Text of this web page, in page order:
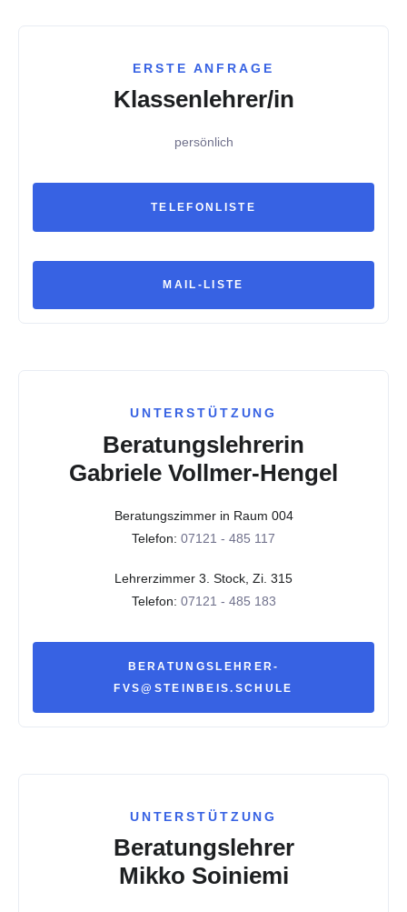
ERSTE ANFRAGE
Klassenlehrer/in
persönlich
TELEFONLISTE
MAIL-LISTE
UNTERSTÜTZUNG
Beratungslehrerin
Gabriele Vollmer-Hengel
Beratungszimmer in Raum 004
Telefon: 07121 - 485 117
Lehrerzimmer 3. Stock, Zi. 315
Telefon: 07121 - 485 183
BERATUNGSLEHRER-
FVS@STEINBEIS.SCHULE
UNTERSTÜTZUNG
Beratungslehrer
Mikko Soiniemi